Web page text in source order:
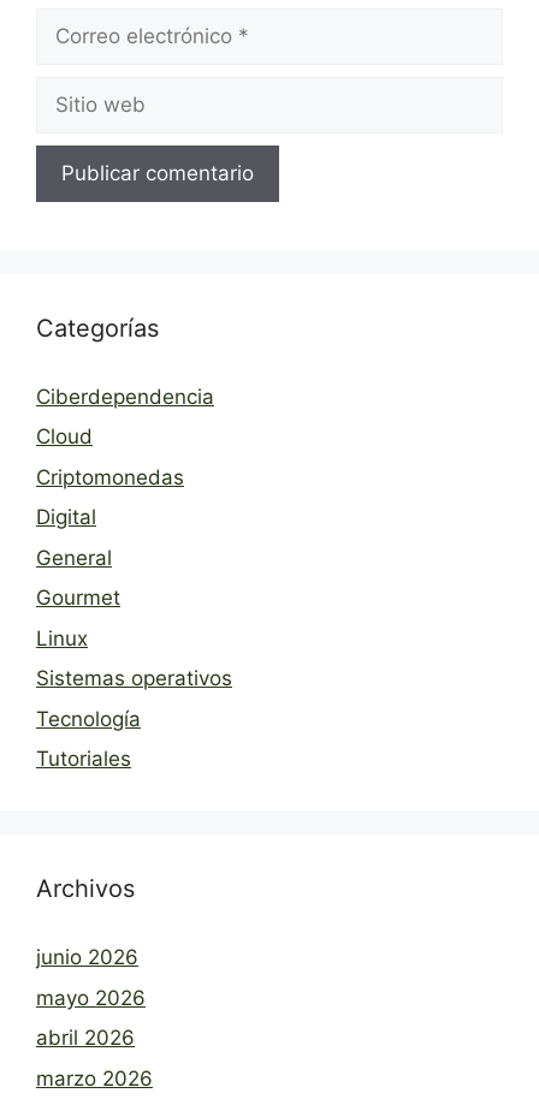
electrónico
web
Categorías
Ciberdependencia
Cloud
Criptomonedas
Digital
General
Gourmet
Linux
Sistemas operativos
Tecnología
Tutoriales
Archivos
junio 2026
mayo 2026
abril 2026
marzo 2026